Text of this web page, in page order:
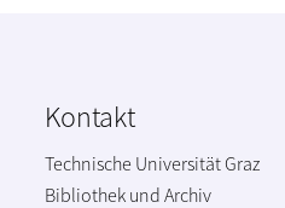
Kontakt
Technische Universität Graz
Bibliothek und Archiv